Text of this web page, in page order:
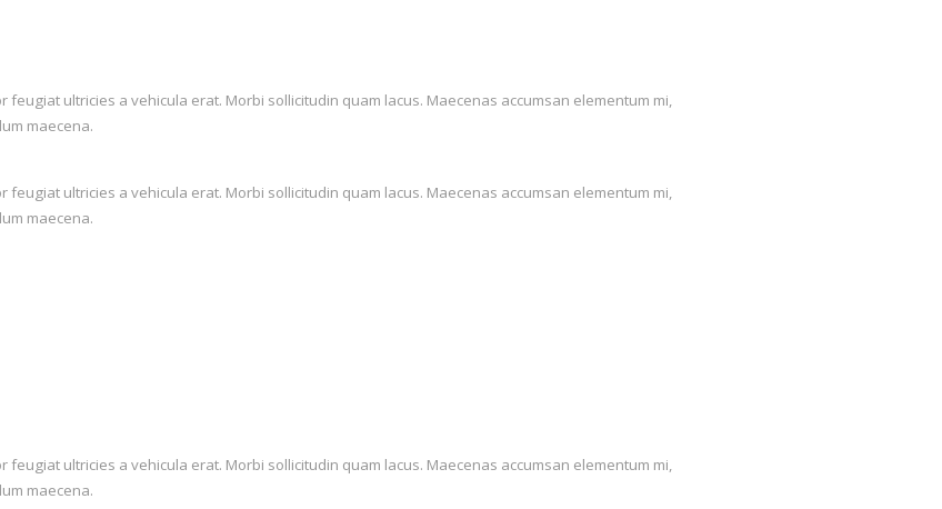
ultricies a vehicula erat. Morbi sollicitudin quam lacus. Maecenas accumsan elementum mi,
maecena.
ultricies a vehicula erat. Morbi sollicitudin quam lacus. Maecenas accumsan elementum mi,
maecena.
ultricies a vehicula erat. Morbi sollicitudin quam lacus. Maecenas accumsan elementum mi,
maecena.